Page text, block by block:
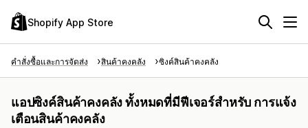
Shopify App Store
คำสั่งซื้อและการจัดส่ง สินค้าคงคลัง ซิงค์สินค้าคงคลัง
แอปซิงค์สินค้าคงคลัง ทั้งหมดที่มีฟีเจอร์สำหรับ การแจ้ง
เตือนสินค้าคงคลัง